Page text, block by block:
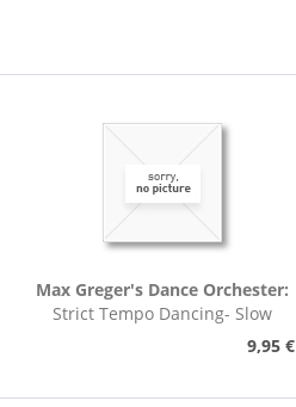
Max Greger's Dance Orchester:
Strict Tempo Dancing- Slow
9,95 €